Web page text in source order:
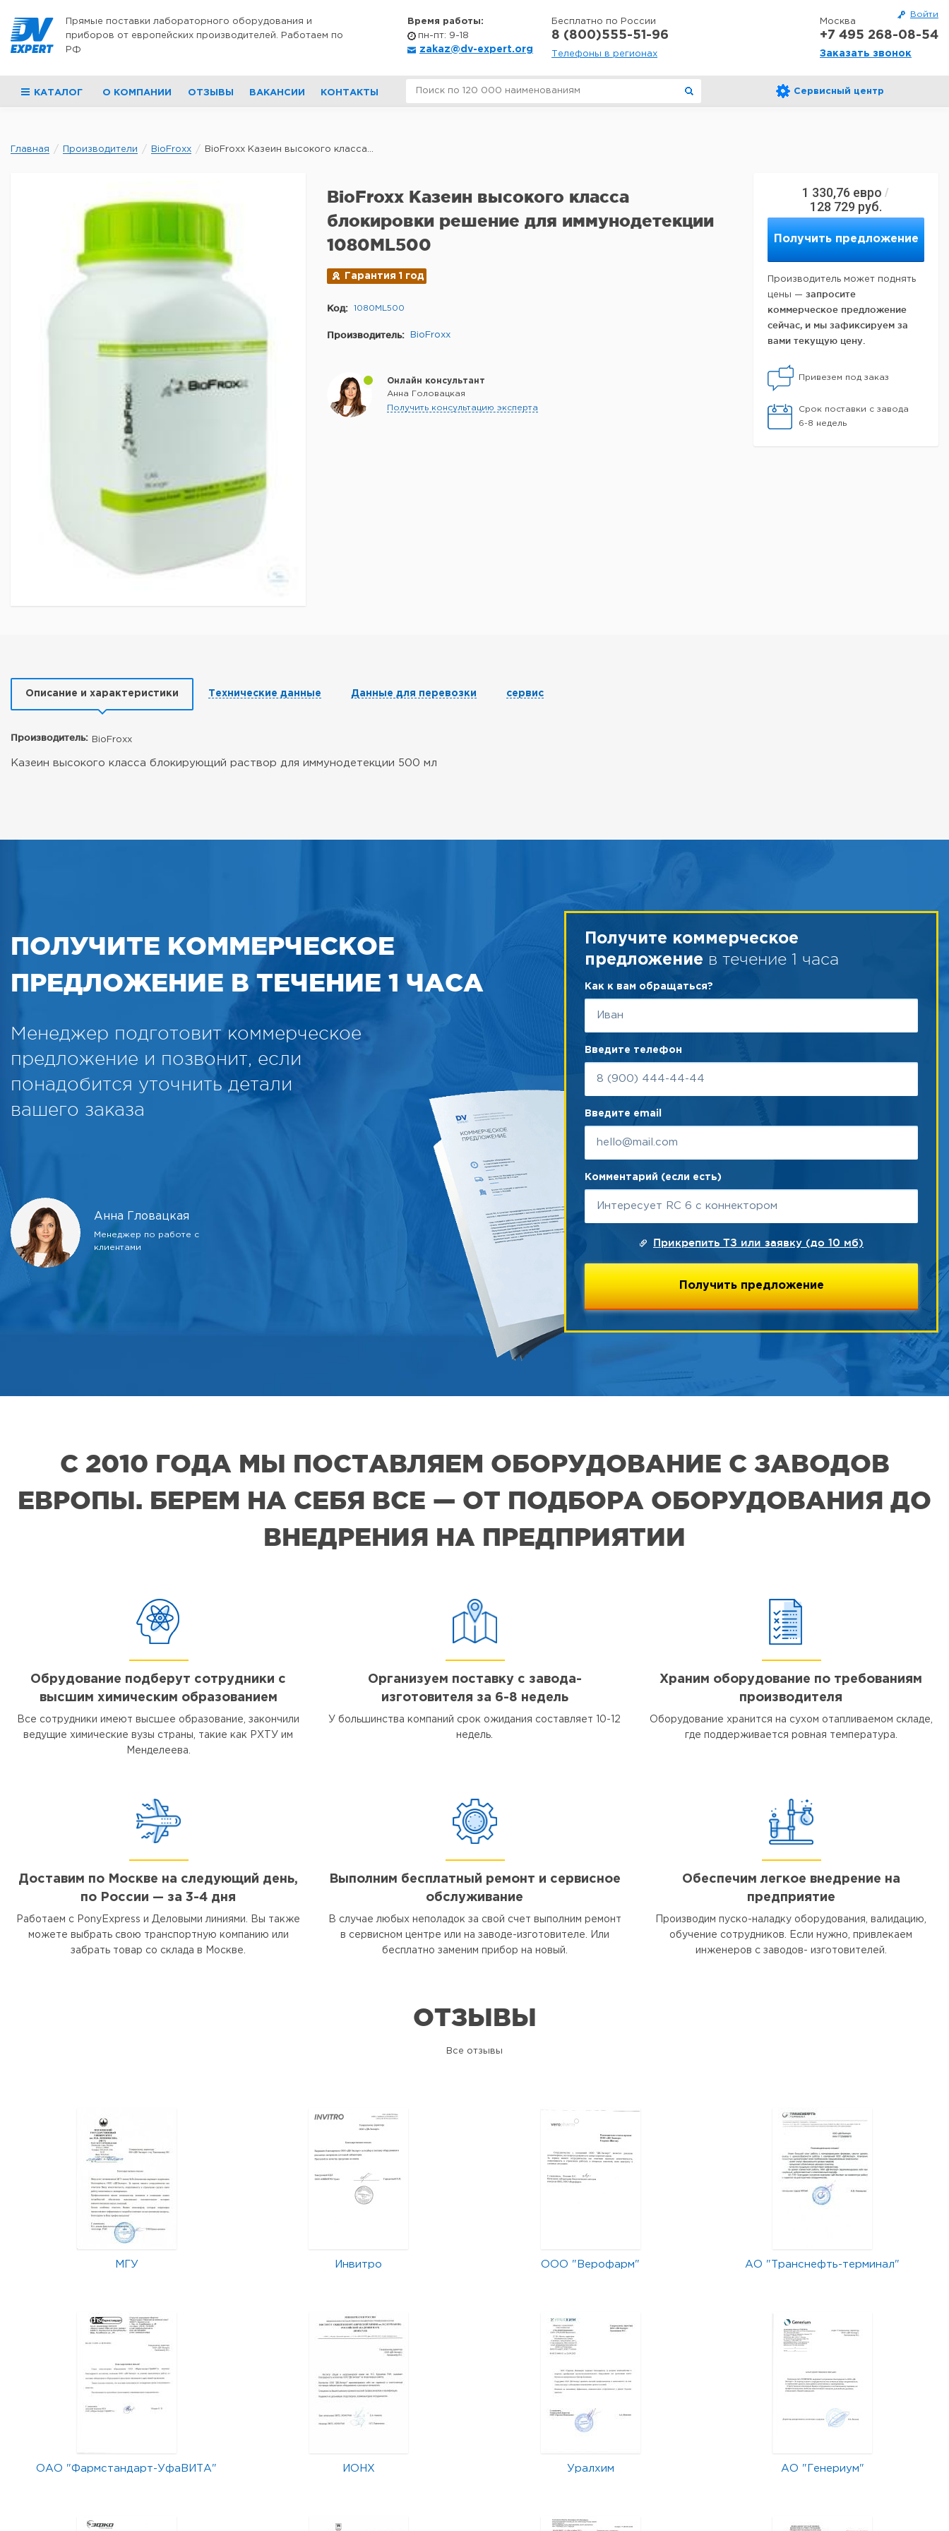
Войти
Прямые поставки лабораторного оборудования и
приборов от европейских производителей. Работаем по
РФ
Время работы:
пн-пт: 9-18
zakaz@dv-expert.org
Бесплатно по России
8 (800)555-51-96
Телефоны в регионах
Москва
+7 495 268-08-54
Заказать звонок
КАТАЛОГ О КОМПАНИИ ОТЗЫВЫ ВАКАНСИИ КОНТАКТЫ Сервисный центр
Главная Производители BioFroxx BioFroxx Казеин высокого класса...
1 330,76 евро /
128 729 руб.
Получить предложение
Производитель может поднять
цены — запросите
коммерческое предложение
сейчас, и мы зафиксируем за
вами текущую цену.
Привезем под заказ
Срок поставки с завода
6-8 недель
BioFroxx Казеин высокого класса
блокировки решение для иммунодетекции
1080ML500
Гарантия 1 год
Код: 1080ML500
Производитель: BioFroxx
Онлайн консультант
Анна Головацкая
Получить консультацию эксперта
Описание и характеристики Технические данные Данные для перевозки сервис
Производитель: BioFroxx
Казеин высокого класса блокирующий раствор для иммунодетекции 500 мл
ПОЛУЧИТЕ КОММЕРЧЕСКОЕ
ПРЕДЛОЖЕНИЕ В ТЕЧЕНИЕ 1 ЧАСА
Менеджер подготовит коммерческое
предложение и позвонит, если
понадобится уточнить детали
вашего заказа
Анна Гловацкая
Менеджер по работе с
клиентами
Получите коммерческое
предложение в течение 1 часа
Как к вам обращаться?
Введите телефон
Введите email
Комментарий (если есть)
Прикрепить ТЗ или заявку (до 10 мб)
С 2010 ГОДА МЫ ПОСТАВЛЯЕМ ОБОРУДОВАНИЕ С ЗАВОДОВ
ЕВРОПЫ. БЕРЕМ НА СЕБЯ ВСЕ — ОТ ПОДБОРА ОБОРУДОВАНИЯ ДО
ВНЕДРЕНИЯ НА ПРЕДПРИЯТИИ
Обрудование подберут сотрудники с
высшим химическим образованием
Все сотрудники имеют высшее образование, закончили
ведущие химические вузы страны, такие как РХТУ им
Менделеева.
Организуем поставку с завода-
изготовителя за 6-8 недель
У большинства компаний срок ожидания составляет 10-12
недель.
Храним оборудование по требованиям
производителя
Оборудование хранится на сухом отапливаемом складе,
где поддерживается ровная температура.
Доставим по Москве на следующий день,
по России — за 3-4 дня
Работаем с PonyExpress и Деловыми линиями. Вы также
можете выбрать свою транспортную компанию или
забрать товар со склада в Москве.
Выполним бесплатный ремонт и сервисное
обслуживание
В случае любых неполадок за свой счет выполним ремонт
в сервисном центре или на заводе-изготовителе. Или
бесплатно заменим прибор на новый.
Обеспечим легкое внедрение на
предприятие
Производим пуско-наладку оборудования, валидацию,
обучение сотрудников. Если нужно, привлекаем
инженеров с заводов- изготовителей.
ОТЗЫВЫ
Все отзывы
МГУ Инвитро ООО "Верофарм" АО "Транснефть-терминал"
ОАО "Фармстандарт-УфаВИТА" ИОНХ Уралхим АО "Генериум"